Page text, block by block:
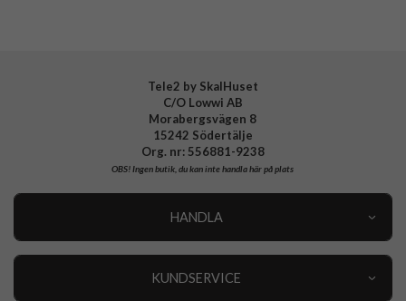
Tele2 by SkalHuset
C/O Lowwi AB
Morabergsvägen 8
15242 Södertälje
Org. nr: 556881-9238
OBS!Ingen butik, du kan inte handla här på plats
HANDLA
KUNDSERVICE